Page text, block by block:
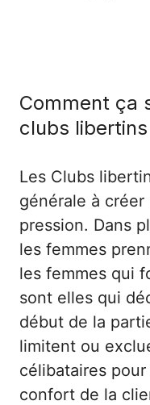
Comment ça
clubs
Les Clubs
générale à
pression. Dans
les femmes
les femmes qui
sont elles qui
début de la
limitent ou
célibataires
confort de la